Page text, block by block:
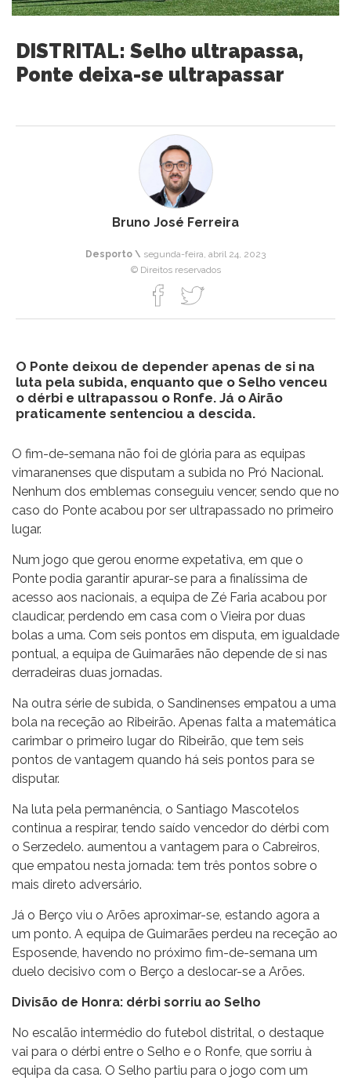
DISTRITAL: Selho ultrapassa,
Ponte deixa-se ultrapassar
Bruno José Ferreira
Desporto \ segunda-feira, abril 24, 2023
© Direitos reservados
O Ponte deixou de depender apenas de si na
luta pela subida, enquanto que o Selho venceu
o dérbi e ultrapassou o Ronfe. Já o Airão
praticamente sentenciou a descida.
O fim-de-semana não foi de glória para as equipas
vimaranenses que disputam a subida no Pró Nacional.
Nenhum dos emblemas conseguiu vencer, sendo que no
caso do Ponte acabou por ser ultrapassado no primeiro
lugar.
Num jogo que gerou enorme expetativa, em que o
Ponte podia garantir apurar-se para a finalíssima de
acesso aos nacionais, a equipa de Zé Faria acabou por
claudicar, perdendo em casa com o Vieira por duas
bolas a uma. Com seis pontos em disputa, em igualdade
pontual, a equipa de Guimarães não depende de si nas
derradeiras duas jornadas.
Na outra série de subida, o Sandinenses empatou a uma
bola na receção ao Ribeirão. Apenas falta a matemática
carimbar o primeiro lugar do Ribeirão, que tem seis
pontos de vantagem quando há seis pontos para se
disputar.
Na luta pela permanência, o Santiago Mascotelos
continua a respirar, tendo saído vencedor do dérbi com
o Serzedelo. aumentou a vantagem para o Cabreiros,
que empatou nesta jornada: tem três pontos sobre o
mais direto adversário.
Já o Berço viu o Arões aproximar-se, estando agora a
um ponto. A equipa de Guimarães perdeu na receção ao
Esposende, havendo no próximo fim-de-semana um
duelo decisivo com o Berço a deslocar-se a Arões.
Divisão de Honra: dérbi sorriu ao Selho
No escalão intermédio do futebol distrital, o destaque
vai para o dérbi entre o Selho e o Ronfe, que sorriu à
equipa da casa. O Selho partiu para o jogo com um